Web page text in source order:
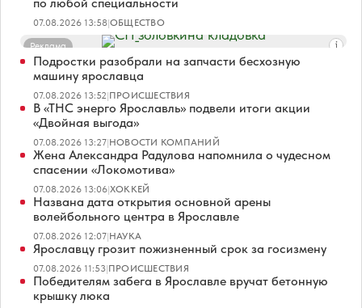
07.08.2026 13:58|ОБЩЕСТВО
Реклама
Подростки разобрали на запчасти бесхозную
машину ярославца
07.08.2026 13:52|ПРОИСШЕСТВИЯ
В «ТНС энерго Ярославль» подвели итоги акции
«Двойная выгода»
07.08.2026 13:27|НОВОСТИ КОМПАНИЙ
Жена Александра Радулова напомнила о чудесном
спасении «Локомотива»
07.08.2026 13:06|ХОККЕЙ
Названа дата открытия основной арены
волейбольного центра в Ярославле
07.08.2026 12:07|НАУКА
Ярославцу грозит пожизненный срок за госизмену
07.08.2026 11:53|ПРОИСШЕСТВИЯ
Победителям забега в Ярославле вручат бетонную
крышку люка